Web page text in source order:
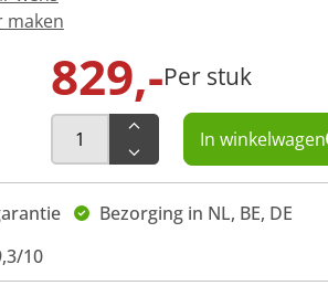
maken
829,-Per stuk
In winkelwagen
Bezorging in NL, BE, DE
10